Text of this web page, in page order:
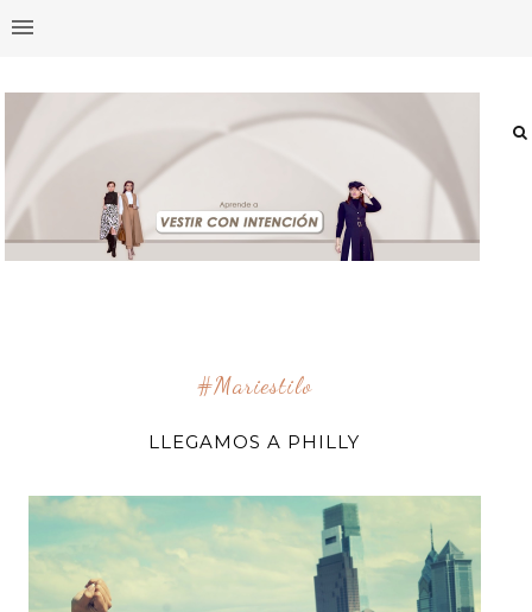
#mariestilo
LLEGAMOS A PHILLY